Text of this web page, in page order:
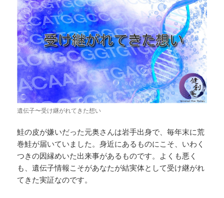
遺伝子〜受け継がれてきた想い
鮭の皮が嫌いだった元奥さんは岩手出身で、毎年末に荒
巻鮭が届いていました。身近にあるものにこそ、いわく
つきの因縁めいた出来事があるものです。よくも悪く
も、遺伝子情報こそがあなたが結実体として受け継がれ
てきた実証なのです。